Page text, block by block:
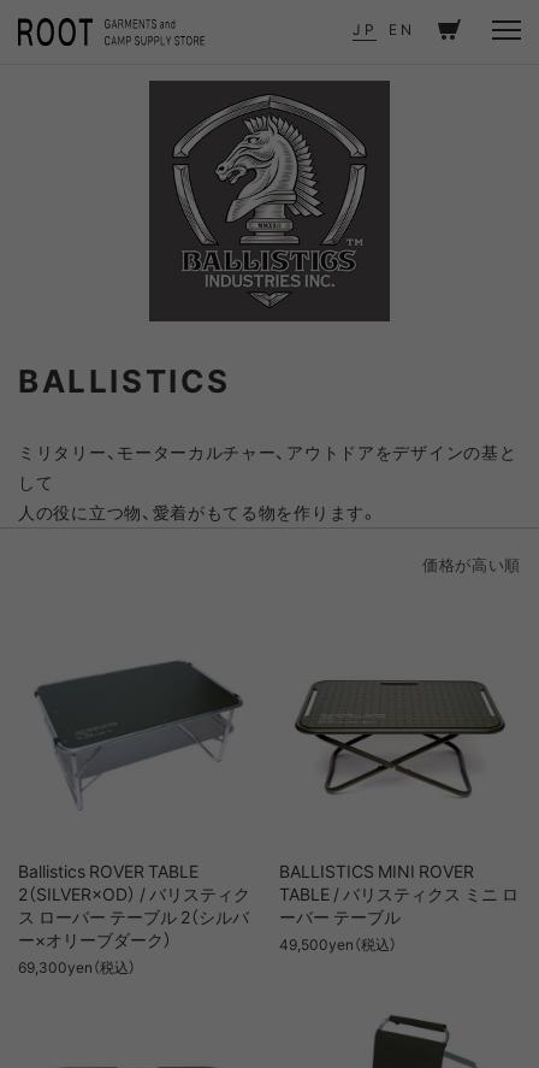
JP EN
TOP ITEMS BRAND - BALLISTICS
BALLISTICS
ミリタリー、モーターカルチャー、アウトドアをデザインの基と
して
人の役に立つ物、愛着がもてる物を作ります。
価格が高い順
Ballistics ROVER TABLE
2（SILVER×OD） / バリスティク
ス ローバー テーブル 2（シルバ
ー×オリーブダーク）
69,300yen（税込）
BALLISTICS MINI ROVER
TABLE / バリスティクス ミニ ロ
ーバー テーブル
49,500yen（税込）